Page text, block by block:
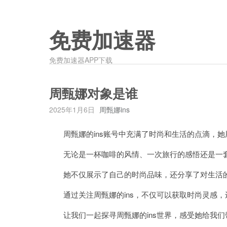
免费加速器
免费加速器APP下载
周甄娜对象是谁
2025年1月6日 周甄娜ins
周甄娜的ins账号中充满了时尚和生活的点滴，她
无论是一杯咖啡的风情、一次旅行的感悟还是一
她不仅展示了自己的时尚品味，还分享了对生活
通过关注周甄娜的ins，不仅可以获取时尚灵感，
让我们一起探寻周甄娜的ins世界，感受她给我们